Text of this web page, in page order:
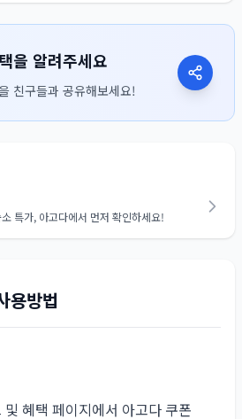
을 알려주세요
친구들과 공유해보세요!
특가, 아고다에서 먼저 확인하세요!
용방법
및 혜택 페이지에서 아고다 쿠폰